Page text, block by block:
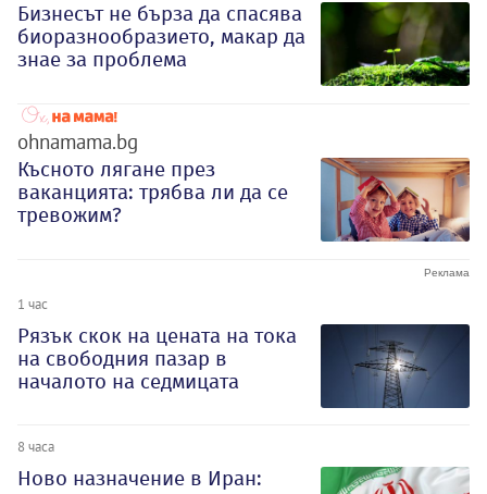
Бизнесът не бърза да спасява
биоразнообразието, макар да
знае за проблема
ohnamama.bg
Късното лягане през
ваканцията: трябва ли да се
тревожим?
1 час
Рязък скок на цената на тока
на свободния пазар в
началото на седмицата
8 часа
Ново назначение в Иран: